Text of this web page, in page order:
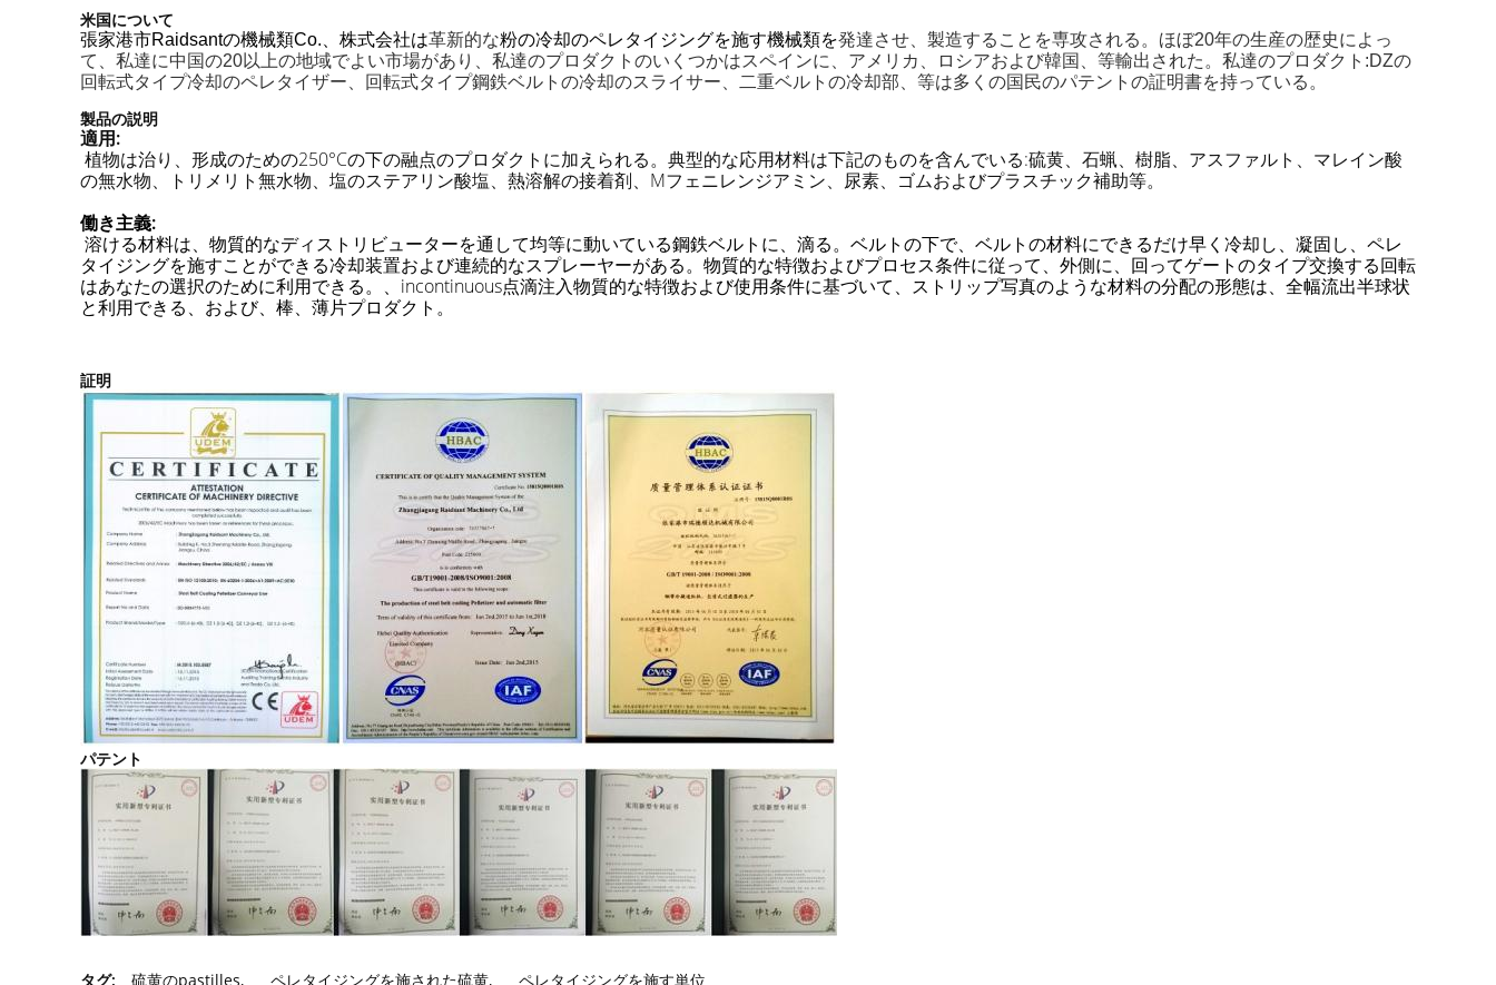
米国について
張家港市Raidsantの機械類Co.、株式会社は革新的な粉の冷却のペレタイジングを施す機械類を発達させ、製造することを専攻される。ほぼ20年の生産の歴史によっ
て、私達に中国の20以上の地域でよい市場があり、私達のプロダクトのいくつかはスペインに、アメリカ、ロシアおよび韓国、等輸出された。私達のプロダクト:DZの
回転式タイプ冷却のペレタイザー、回転式タイプ鋼鉄ベルトの冷却のスライサー、二重ベルトの冷却部、等は多くの国民のパテントの証明書を持っている。
製品の説明
適用:
植物は治り、形成のための250°Cの下の融点のプロダクトに加えられる。典型的な応用材料は下記のものを含んでいる:硫黄、石蝋、樹脂、アスファルト、マレイン酸
の無水物、トリメリト無水物、塩のステアリン酸塩、熱溶解の接着剤、Mフェニレンジアミン、尿素、ゴムおよびプラスチック補助等。
働き主義:
溶ける材料は、物質的なディストリビューターを通して均等に動いている鋼鉄ベルトに、滴る。ベルトの下で、ベルトの材料にできるだけ早く冷却し、凝固し、ペレ
タイジングを施すことができる冷却装置および連続的なスプレーヤーがある。物質的な特徴およびプロセス条件に従って、 外側に、回ってゲートのタイプ交換する回転
はあなたの選択のために利用できる。、incontinuous点滴注入物質的な特徴および使用条件に基づいて、ストリップ写真のような材料の分配の形態は、全幅流出半球状
と利用できる、および、棒、薄片プロダクト。
証明
パテント
タグ: 硫黄のpastilles, ペレタイジングを施された硫黄, ペレタイジングを施す単位